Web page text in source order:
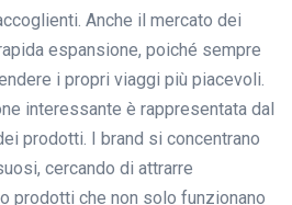
Anche il mercato dei
espansione, poiché sempre
i propri viaggi più piacevoli.
interessante è rappresentata dal
prodotti. I brand si concentrano
cercando di attrarre
prodotti che non solo funzionano